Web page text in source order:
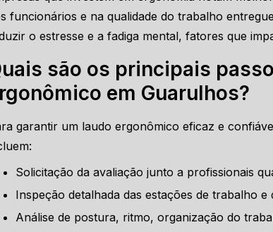
funcionários e na qualidade do trabalho
o estresse e a fadiga mental, fatores que
são os principais
em Guarulhos?
garantir um laudo ergonômico eficaz e
Solicitação da avaliação junto a profissionais
Inspeção detalhada das estações de trabalho
Análise de postura, ritmo, organização do